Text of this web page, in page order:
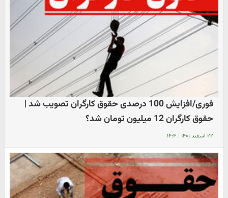
فوری/افزایش 100 درصدی حقوق کارگران تصویب شد |
حقوق کارگران 12 میلیون تومان شد؟
۲۲ اسفند ۱۴۰۱ | ۱۴:۴